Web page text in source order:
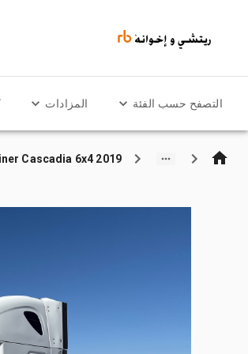
التصفح حسب الفئة المزادات
2019 Freightliner Cascadia 6x4 تراكتور شاحنة كابينة النوم (ثنائية المحور)